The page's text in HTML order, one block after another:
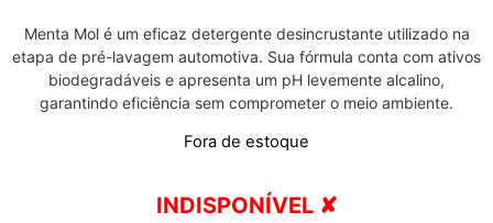
Menta Mol é um eficaz detergente desincrustante utilizado na
etapa de pré-lavagem automotiva. Sua fórmula conta com ativos
biodegradáveis e apresenta um pH levemente alcalino,
garantindo eficiência sem comprometer o meio ambiente.
Fora de estoque
INDISPONÍVEL ✘